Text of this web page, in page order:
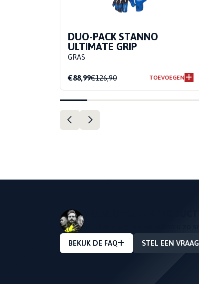
DUO-PACK STANNO
ULTIMATE GRIP
GRAS
€88,99€126,90 TOEVOEGEN
BEKIJK DE FAQ
STEL EEN VRAAG